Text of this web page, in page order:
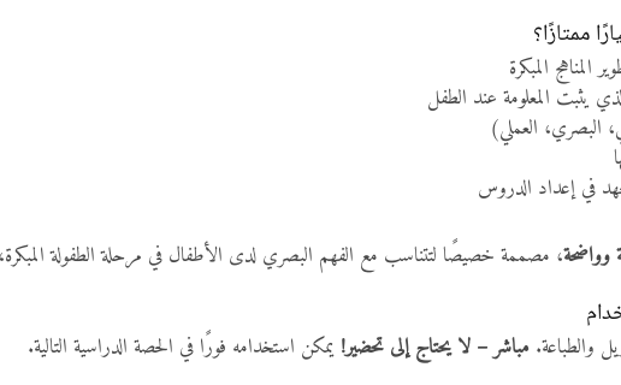
ممتازًا؟
المبكرة
يثبت المعلومة عند الطفل
البصري، العملي)
في إعداد الدروس
وواضحة، مصممة خصيصًا لتتناسب مع الفهم البصري لدى الأطفال في مرحلة الطفولة المبكرة،
مباشر – لا يحتاج إلى تحضير! يمكن استخدامه فورًا في الحصة الدراسية التالية.